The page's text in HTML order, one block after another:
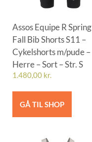
Assos Equipe R Spring
Fall Bib Shorts S11 –
Cykelshorts m/pude –
Herre – Sort – Str. S
1.480,00 kr.
GÅ TIL SHOP